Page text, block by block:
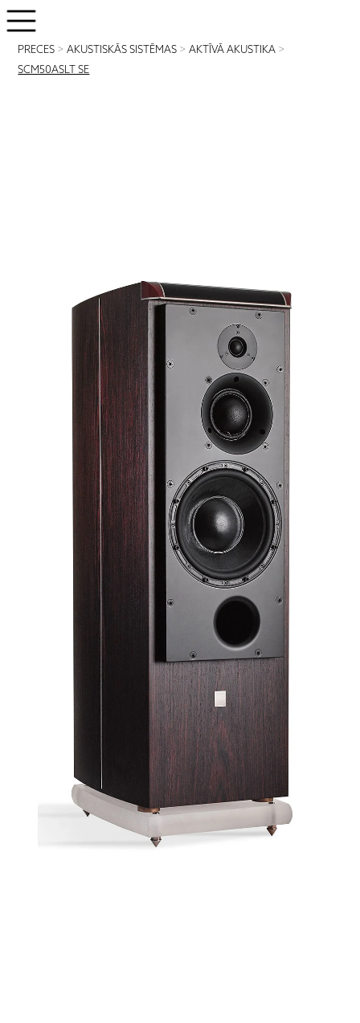
PRECES >AKUSTISKĀS SISTĒMAS >AKTĪVĀ AKUSTIKA >
SCM50ASLT SE